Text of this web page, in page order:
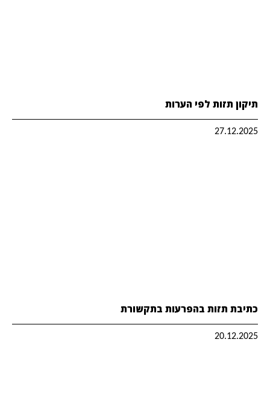
תיקון תזות לפי הערות
27.12.2025
כתיבת תזות בהפרעות בתקשורת
20.12.2025